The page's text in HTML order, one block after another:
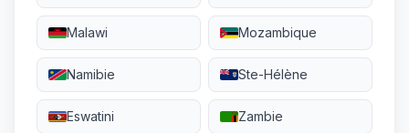
Malawi Mozambique
Namibie Ste-Hélène
Eswatini Zambie